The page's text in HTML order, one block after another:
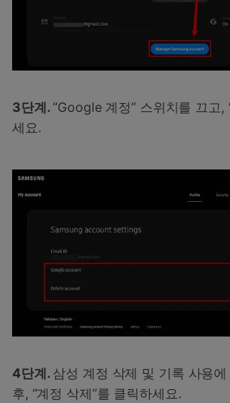
3단계. “Google 계정” 스위치를 끄고,
세요.
4단계. 삼성 계정 삭제 및 기록 사용
후, “계정 삭제”를 클릭하세요.